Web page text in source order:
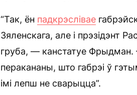
“Так, ён падкрэслівае
Зяленскага, але і прэзідэнт
груба, — канстатуе Фрыдман.
перакананы, што габрэі ў
імі лепш не сварыцца”.